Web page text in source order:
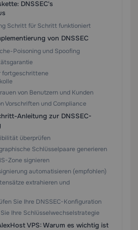
DNSSEC's
Schritt für Schritt funktioniert
von DNSSEC
Poisoning und Spoofing
fortgeschrittene
von Benutzern und Kunden
Vorschriften und Compliance
Anleitung zur DNSSEC-
überprüfen
Schlüsselpaare generieren
Zone signieren
automatisieren (empfohlen)
extrahieren und
Sie Ihre DNSSEC-Konfiguration
Ihre Schlüsselwechselstrategie
VPS: Warum es wichtig ist